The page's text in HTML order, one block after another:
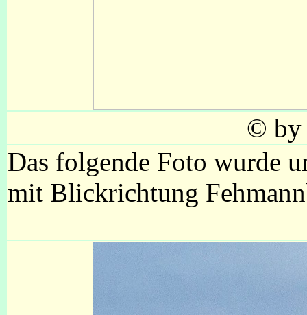
© by
Das folgende Foto wurde
mit Blickrichtung